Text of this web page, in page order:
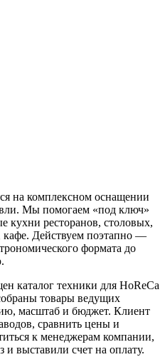
на комплексном оснащении
Мы помогаем «под ключ»
кухни ресторанов, столовых,
Действуем поэтапно —
формата до
каталог техники для HoReCa
товары ведущих
масштаб и бюджет. Клиент
сравнить цены и
к менеджерам компании,
выставили счет на оплату.